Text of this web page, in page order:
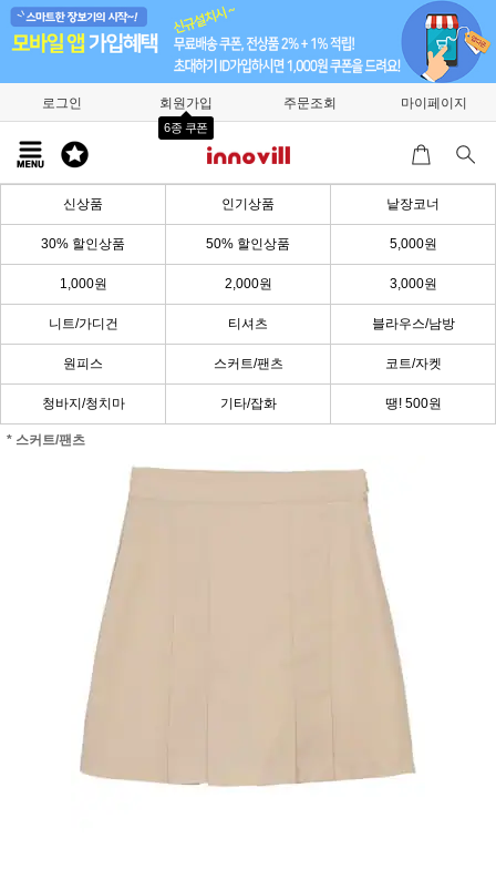
로그인 회원가입
6종 쿠폰
주문조회 마이페이지
신상품 인기상품 낱장코너
30% 할인상품 50% 할인상품 5,000원
1,000원 2,000원 3,000원
니트/가디건 티셔츠 블라우스/남방
원피스 스커트/팬츠 코트/자켓
청바지/청치마 기타/잡화 땡! 500원
* 스커트/팬츠